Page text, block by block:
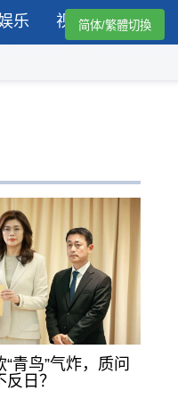
乐 视频简体/繁體切換
青鸟”气炸，质问
日？